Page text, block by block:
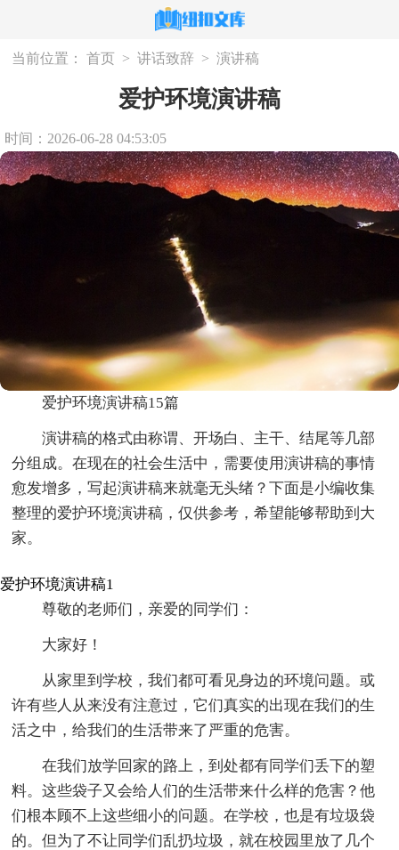
当前位置： 首页 > 讲话致辞 > 演讲稿
爱护环境演讲稿
时间：2026-06-28 04:53:05
爱护环境演讲稿15篇
演讲稿的格式由称谓、开场白、主干、结尾等几部
分组成。在现在的社会生活中，需要使用演讲稿的事情
愈发增多，写起演讲稿来就毫无头绪？下面是小编收集
整理的爱护环境演讲稿，仅供参考，希望能够帮助到大
家。
爱护环境演讲稿1
尊敬的老师们，亲爱的同学们：
大家好！
从家里到学校，我们都可看见身边的环境问题。或
许有些人从来没有注意过，它们真实的出现在我们的生
活之中，给我们的生活带来了严重的危害。
在我们放学回家的路上，到处都有同学们丢下的塑
料。这些袋子又会给人们的生活带来什么样的危害？他
们根本顾不上这些细小的问题。在学校，也是有垃圾袋
的。但为了不让同学们乱扔垃圾，就在校园里放了几个